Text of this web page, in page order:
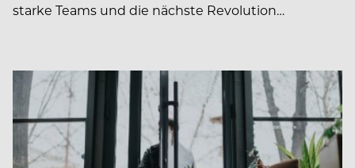
starke Teams und die nächste Revolution…